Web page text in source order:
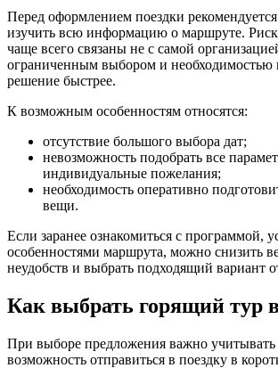
Перед оформлением поездки
изучить всю информацию о маршруте.
чаще всего связаны не с самой
ограниченным выбором и необходимостью
решение быстрее.
К возможным особенностям относятся:
отсутствие большого выбора дат;
невозможность подобрать все
индивидуальные пожелания;
необходимость оперативно
вещи.
Если заранее ознакомиться с программой,
особенностями маршрута, можно снизить
неудобств и выбрать подходящий вариант
Как выбрать горящий тур
При выборе предложения важно учитывать
возможность отправиться в поездку в